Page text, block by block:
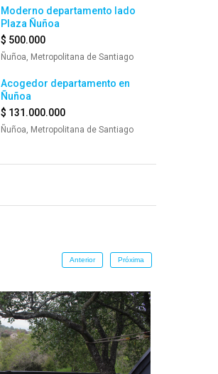
Moderno departamento lado
Plaza Ñuñoa
$ 500.000
Ñuñoa, Metropolitana de Santiago
Acogedor departamento en
Ñuñoa
$ 131.000.000
Ñuñoa, Metropolitana de Santiago
Anterior Próxima